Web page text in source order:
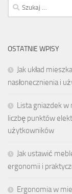
Szukaj:
OSTATNIE WPISY
Jak układ
nasłonecznienia i
Lista gniazdek
liczbę punktów
użytkowników
Jak ustawić
ergonomii i
Ergonomia w